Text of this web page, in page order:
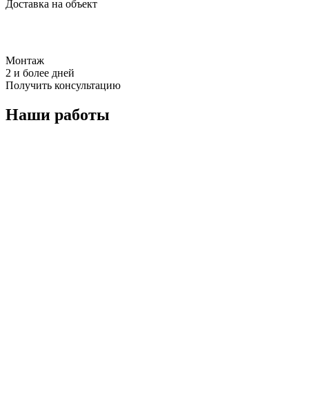
Доставка на объект
Монтаж
2 и более дней
Получить консультацию
Наши работы